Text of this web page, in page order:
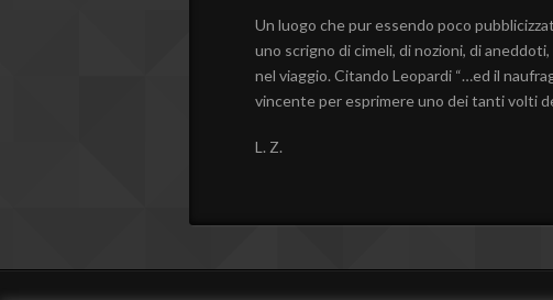
Un luogo che pur essendo poco
uno scrigno di cimeli, di nozioni, di
nel viaggio. Citando Leopardi “…ed il
vincente per esprimere uno dei tanti volti
L. Z.